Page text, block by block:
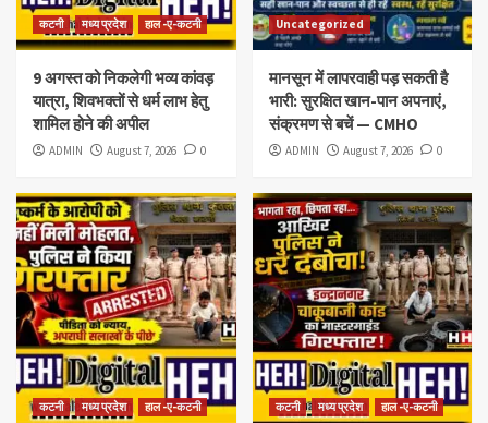
कटनी मध्य प्रदेश हाल -ए-कटनी
9 अगस्त को निकलेगी भव्य कांवड़
यात्रा, शिवभक्तों से धर्म लाभ हेतु
शामिल होने की अपील
ADMIN August 7, 2026 0
Uncategorized
मानसून में लापरवाही पड़ सकती है
भारी: सुरक्षित खान-पान अपनाएं,
संक्रमण से बचें — CMHO
ADMIN August 7, 2026 0
कटनी मध्य प्रदेश हाल -ए-कटनी कटनी मध्य प्रदेश हाल -ए-कटनी